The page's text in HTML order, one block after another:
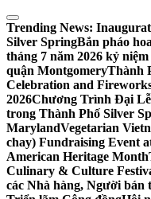
Skip
to
content
Trending News:
Silver SpringBắn pháo
tháng 7 năm 2026 kỷ
quận MontgomeryThành
Celebration and
2026Chương Trình Đại
trong Thành Phố Silver
MarylandVegetarian
chay) Fundraising Event
American Heritage Month
Culinary & Culture
các Nhà hàng, Người bán